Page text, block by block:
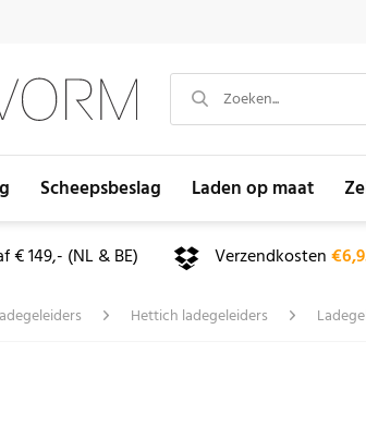
Scheepsbeslag Laden op maat
€ 149,- (NL & BE) Verzendkosten
Hettich ladegeleiders